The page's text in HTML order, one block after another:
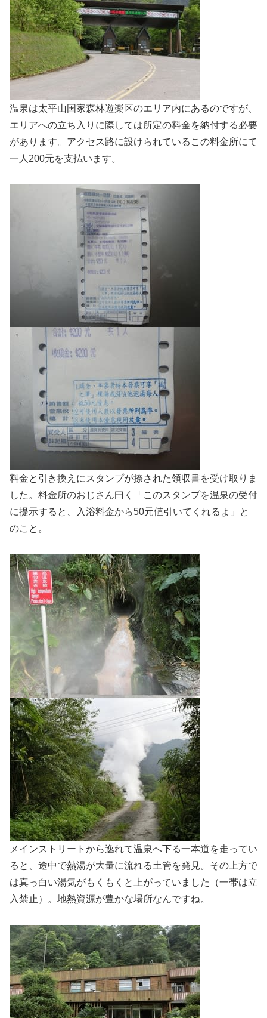
温泉は太平山国家森林遊楽区のエリア内にあるのですが、
エリアへの立ち入りに際しては所定の料金を納付する必要
があります。アクセス路に設けられているこの料金所にて
一人200元を支払います。
料金と引き換えにスタンプが捺された領収書を受け取りま
した。料金所のおじさん曰く「このスタンプを温泉の受付
に提示すると、入浴料金から50元値引いてくれるよ」と
のこと。
メインストリートから逸れて温泉へ下る一本道を走ってい
ると、途中で熱湯が大量に流れる土管を発見。その上方で
は真っ白い湯気がもくもくと上がっていました（一帯は立
入禁止）。地熱資源が豊かな場所なんですね。